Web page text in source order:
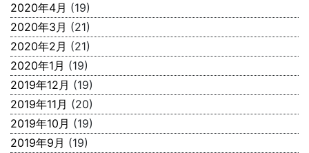
2020年4月 (19)
2020年3月 (21)
2020年2月 (21)
2020年1月 (19)
2019年12月 (19)
2019年11月 (20)
2019年10月 (19)
2019年9月 (19)